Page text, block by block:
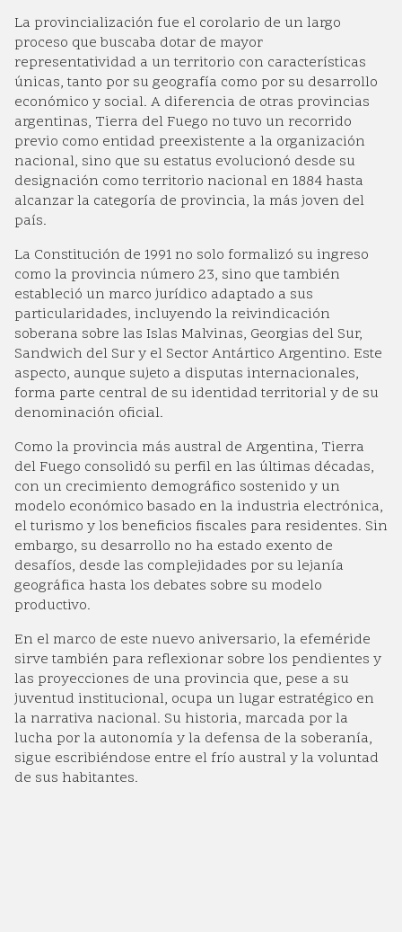
La provincialización fue el corolario de un largo
proceso que buscaba dotar de mayor
representatividad a un territorio con características
únicas, tanto por su geografía como por su desarrollo
económico y social. A diferencia de otras provincias
argentinas, Tierra del Fuego no tuvo un recorrido
previo como entidad preexistente a la organización
nacional, sino que su estatus evolucionó desde su
designación como territorio nacional en 1884 hasta
alcanzar la categoría de provincia, la más joven del
país.
La Constitución de 1991 no solo formalizó su ingreso
como la provincia número 23, sino que también
estableció un marco jurídico adaptado a sus
particularidades, incluyendo la reivindicación
soberana sobre las Islas Malvinas, Georgias del Sur,
Sandwich del Sur y el Sector Antártico Argentino. Este
aspecto, aunque sujeto a disputas internacionales,
forma parte central de su identidad territorial y de su
denominación oficial.
Como la provincia más austral de Argentina, Tierra
del Fuego consolidó su perfil en las últimas décadas,
con un crecimiento demográfico sostenido y un
modelo económico basado en la industria electrónica,
el turismo y los beneficios fiscales para residentes. Sin
embargo, su desarrollo no ha estado exento de
desafíos, desde las complejidades por su lejanía
geográfica hasta los debates sobre su modelo
productivo.
En el marco de este nuevo aniversario, la efeméride
sirve también para reflexionar sobre los pendientes y
las proyecciones de una provincia que, pese a su
juventud institucional, ocupa un lugar estratégico en
la narrativa nacional. Su historia, marcada por la
lucha por la autonomía y la defensa de la soberanía,
sigue escribiéndose entre el frío austral y la voluntad
de sus habitantes.